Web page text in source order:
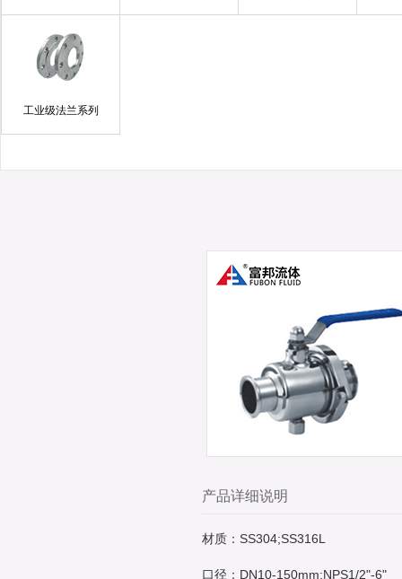
工业级法兰系列
产品详细说明
材质：SS304;SS316L
口径：DN10-150mm;NPS1/2"-6"